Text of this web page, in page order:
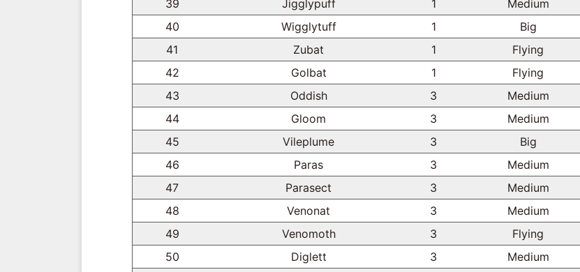
39
Jigglypuff 1
Medium
40
Wigglytuff 1
Big
41
Zubat 1
Flying
42
Golbat 1
Flying
43
Oddish 3
Medium
44
Gloom 3
Medium
45
Vileplume 3
Big
46
Paras 3
Medium
47
Parasect 3
Medium
48
Venonat 3
Medium
49
Venomoth 3
Flying
50
Diglett 3
Medium